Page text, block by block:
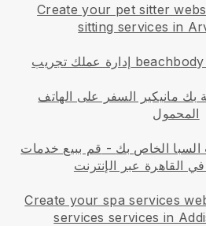
Create your pet sitter
sitting services in
بك مانيكير السفر على الهاتف
المحمول
الخاص بك - قم ببيع خدمات
القاهرة عبر الإنترنت
Create your spa services
services services in